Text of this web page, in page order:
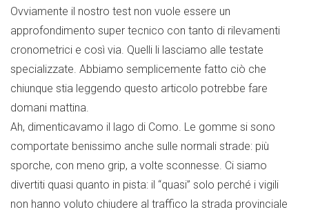
Ovviamente il nostro test non vuole essere un
approfondimento super tecnico con tanto di rilevamenti
cronometrici e così via. Quelli li lasciamo alle testate
specializzate. Abbiamo semplicemente fatto ciò che
chiunque stia leggendo questo articolo potrebbe fare
domani mattina.
Ah, dimenticavamo il lago di Como. Le gomme si sono
comportate benissimo anche sulle normali strade: più
sporche, con meno grip, a volte sconnesse. Ci siamo
divertiti quasi quanto in pista: il “quasi” solo perché i vigili
non hanno voluto chiudere al traffico la strada provinciale